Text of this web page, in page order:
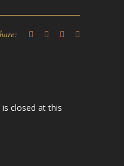
closed at this